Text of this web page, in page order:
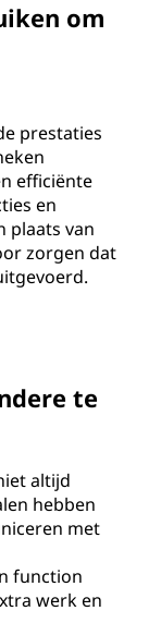
om
prestaties
efficiënte
en
plaats van
zorgen dat
te
altijd
hebben
met
function
werk en